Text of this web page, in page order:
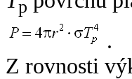
p
.
Z rovnosti